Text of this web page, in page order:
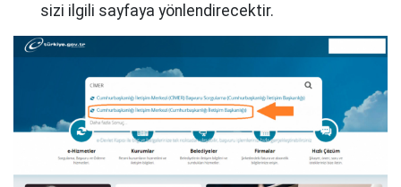
sizi ilgili sayfaya yönlendirecektir.